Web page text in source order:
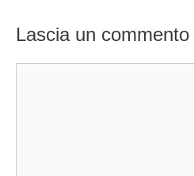
Lascia un commento